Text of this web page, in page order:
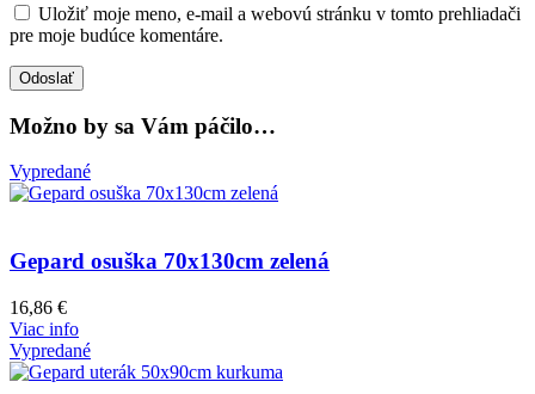
Uložiť moje meno, e-mail a webovú stránku v tomto prehliadači
pre moje budúce komentáre.
Možno by sa Vám páčilo…
Vypredané
Gepard osuška 70x130cm zelená
16,86 €
Viac info
Vypredané